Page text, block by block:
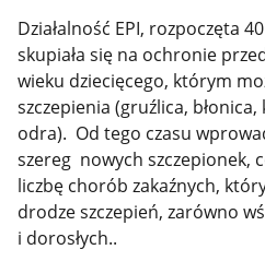
Działalność EPI, rozpoczęta
skupiała się na ochronie
wieku dziecięcego, którym
szczepienia (gruźlica,
odra). Od tego czasu
szereg nowych szczepionek,
liczbę chorób zakaźnych,
drodze szczepień, zarówno
i dorosłych..